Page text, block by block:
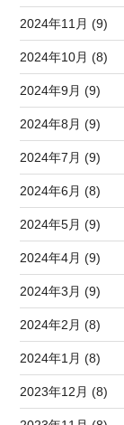
2024年11月 (9)
2024年10月 (8)
2024年9月 (9)
2024年8月 (9)
2024年7月 (9)
2024年6月 (8)
2024年5月 (9)
2024年4月 (9)
2024年3月 (9)
2024年2月 (8)
2024年1月 (8)
2023年12月 (8)